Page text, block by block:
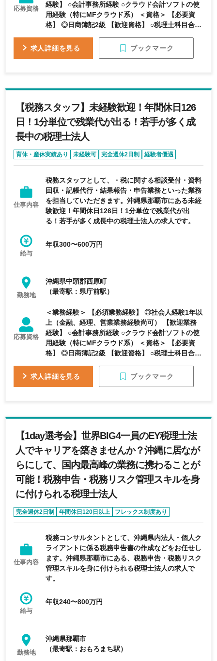
応募資格
経験】 ○会計事務所経験 ○クラウド会計ソフトの使
用経験（特にMFクラウド系） ＜資格＞ 【必要資
格】 ◎日商簿記2級 【歓迎資格】 ○税理士科目合格
業員に求める価値観として第一のプライオリティ
求人詳細を見る ブックマーク
【税務スタッフ】未経験歓迎！年間休日126
日！1分単位で残業代が出る！若手が多く成
長中の税理士法人
育休・産休実績あり 未経験可 完全週休2日制
経験者優遇
年間休日120日以上
仕事内容
税務スタッフとして、・税に関する相談受付・資料
回収・記帳代行・結果報告・申告業務といった業務
を担当していただきます。沖縄県那覇市にある未経
験歓迎！年間休日126日！1分単位で残業代が出
る！若手が多く成長中の税理士法人の求人です。
給与
年収300〜600万円
勤務地
沖縄県中頭郡西原町
（最寄駅：県庁前駅）
応募資格
＜業務経験＞ 【必須業務経験】 ◎社会人経験1年以
上（金融、経理、営業業務経験尚可） 【歓迎業務
経験】 ○会計事務所経験 ○クラウド会計ソフトの使
用経験（特にMFクラウド系） ＜資格＞ 【必要資
格】 ◎日商簿記2級 【歓迎資格】 ○税理士科目合格
業員に求める価値観として第一のプライオリティ
求人詳細を見る ブックマーク
【1day選考会】世界BIG4一員のEY税理士法
人でキャリアを築きませんか？沖縄に居なが
らにして、国内最高峰の業務に携わることが
可能！税務申告・税務リスク管理スキルを身
に付けられる税理士法人
完全週休2日制 年間休日120日以上
フレックス制度あり
語学力を活かせる
時短勤務あり
仕事内容
税務コンサルタントとして、沖縄県内法人・個人ク
ライアントに係る税務申告書の作成などをお任せし
ます。沖縄県那覇市にある、税務申告・税務リスク
管理スキルを身に付けられる税理士法人の求人で
す。
給与
年収240〜800万円
勤務地
沖縄県那覇市
（最寄駅：おもろまち駅）